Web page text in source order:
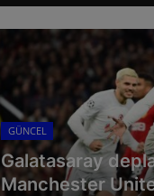
GÜNCEL
Galatasaray
Manchester